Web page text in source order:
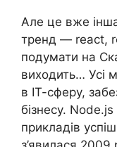
Але це вже
тренд — react,
подумати на
виходить… Усі
в ІТ-сферу,
бізнесу.
прикладів